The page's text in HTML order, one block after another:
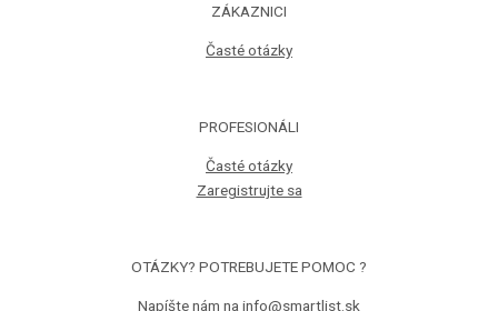
ZÁKAZNICI
Časté otázky
PROFESIONÁLI
Časté otázky
Zaregistrujte sa
OTÁZKY? POTREBUJETE POMOC ?
Napíšte nám na info@smartlist.sk